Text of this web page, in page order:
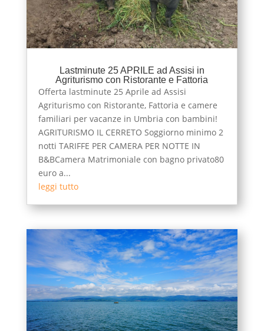
Lastminute 25 APRILE ad Assisi in
Agriturismo con Ristorante e Fattoria
Offerta lastminute 25 Aprile ad Assisi
Agriturismo con Ristorante, Fattoria e camere
familiari per vacanze in Umbria con bambini!
AGRITURISMO IL CERRETO Soggiorno minimo 2
notti TARIFFE PER CAMERA PER NOTTE IN
B&BCamera Matrimoniale con bagno privato80
euro a...
leggi tutto